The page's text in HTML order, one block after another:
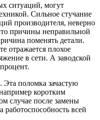
ситуаций, могут
Сильное стучание
производителя, неверно
причины неправильной
поменять детали.
отражается плохое
в сети. А заводской
поломка зачастую
коротким
случае после замены
работоспособность всей